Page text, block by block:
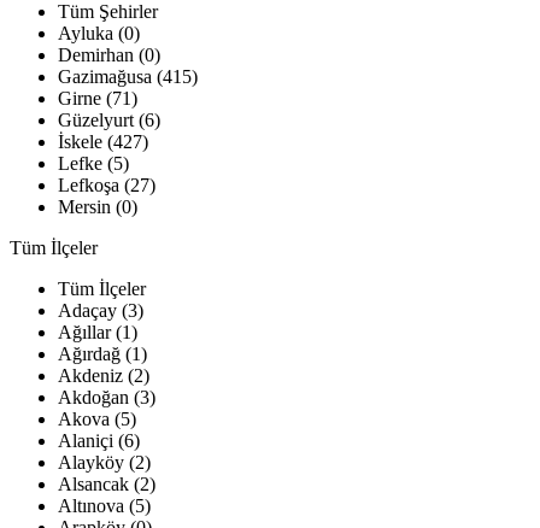
Tüm Şehirler
Ayluka (0)
Demirhan (0)
Gazimağusa (415)
Girne (71)
Güzelyurt (6)
İskele (427)
Lefke (5)
Lefkoşa (27)
Mersin (0)
Tüm İlçeler
Tüm İlçeler
Adaçay (3)
Ağıllar (1)
Ağırdağ (1)
Akdeniz (2)
Akdoğan (3)
Akova (5)
Alaniçi (6)
Alayköy (2)
Alsancak (2)
Altınova (5)